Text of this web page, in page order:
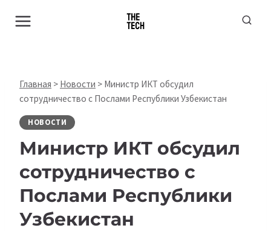
Главная > Новости > Министр ИКТ обсудил
сотрудничество с Послами Республики Узбекистан
НОВОСТИ
Министр ИКТ обсудил
сотрудничество с
Послами Республики
Узбекистан